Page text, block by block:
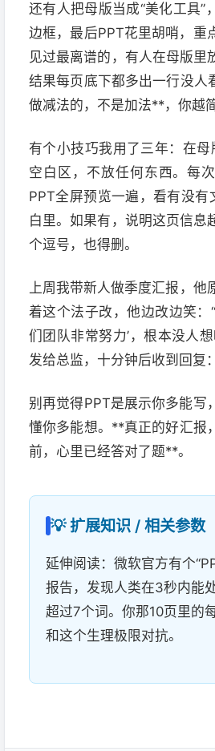
还有人把母版当成“美化工具”
边框，最后PPT花里胡哨，重
见过最离谱的，有人在母版里
结果每页底下都多出一行没人
做减法的，不是加法**，你越
有个小技巧我用了三年：在
空白区，不放任何东西。每
PPT全屏预览一遍，看有没有
白里。如果有，说明这页信息
个逗号，也得删。
上周我带新人做季度汇报，他
着这个法子改，他边改边笑：
们团队非常努力’，根本没人
发给总监，十分钟后收到回复
别再觉得PPT是展示你多能写
懂你多能想。**真正的好汇报
前，心里已经答对了题**。
💡 扩展知识 / 相关参数
延伸阅读：微软官方有个
报告，发现人类在3秒内能
超过7个词。你那10页里的
和这个生理极限对抗。